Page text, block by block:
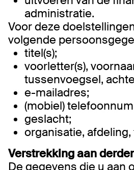
administratie.
Voor deze
volgende
titel(s);
voorletter(s),
tussenvoegsel,
e-mailadres;
(mobiel)
geslacht;
organisatie,
Verstrekking aan
De gegevens die u aan